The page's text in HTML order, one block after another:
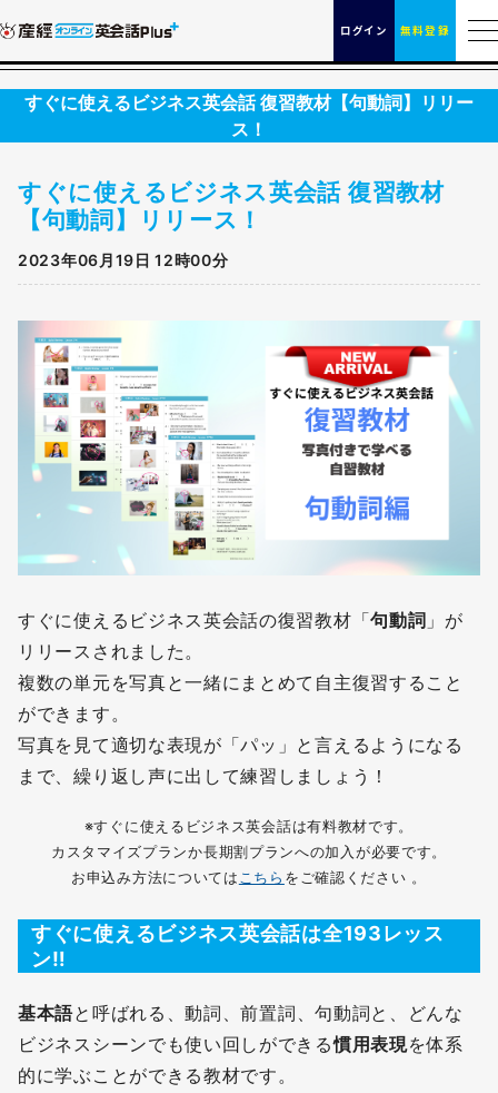
ログイン 無料登録
すぐに使えるビジネス英会話 復習教材【句動詞】リリー
ス！
すぐに使えるビジネス英会話 復習教材
【句動詞】リリース！
2023年06月19日 12時00分
すぐに使えるビジネス英会話の復習教材「句動詞 」が
リリースされました。
複数の単元を写真と一緒にまとめて自主復習すること
ができます。
写真を見て適切な表現が「パッ」と言えるようになる
まで、繰り返し声に出して練習しましょう！
※すぐに使えるビジネス英会話は有料教材です。
カスタマイズプランか長期割プランへの加入が必要です。
お申込み方法についてはこちら をご確認ください 。
すぐに使えるビジネス英会話は全193レッス
ン‼
基本語と呼ばれる、動詞、前置詞、句動詞と、どんな
ビジネスシーンでも使い回しができる慣用表現を体系
的に学ぶことができる教材です。